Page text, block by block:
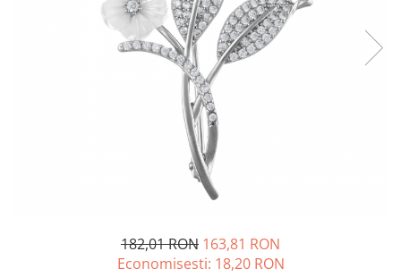
182,01 RON 163,81 RON
Economisesti: 18,20 RON